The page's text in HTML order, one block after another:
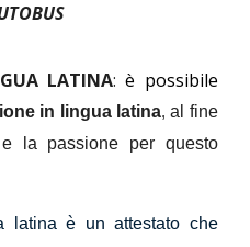
LATINA:è possibile
in lingua latina,al fine
la passione per questo
latina è un attestato che